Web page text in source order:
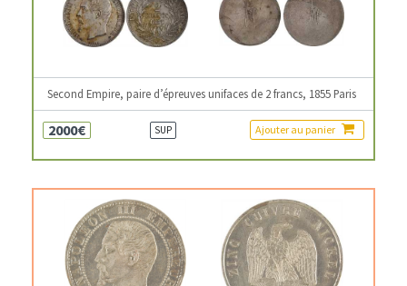
Second Empire, paire d’épreuves unifaces de 2 francs, 1855 Paris
2000€ SUP Ajouter au panier